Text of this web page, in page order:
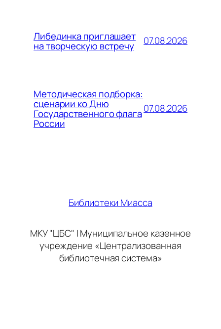
Либединка приглашает
на творческую встречу 07.08.2026
Методическая подборка:
сценарии ко Дню
Государственного флага
России
07.08.2026
Библиотеки Миасса
МКУ "ЦБС" | Муниципальное казенное
учреждение «Централизованная
библиотечная система»